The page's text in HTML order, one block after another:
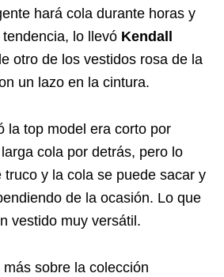
hará cola durante horas y
lo llevó Kendall
otro de los vestidos rosa de la
un lazo en la cintura.
la top model era corto por
cola por detrás, pero lo
truco y la cola se puede sacar y
de la ocasión. Lo que
vestido muy versátil.
sobre la colección